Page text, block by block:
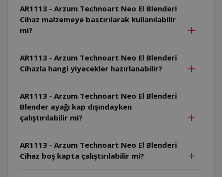
AR1113 - Arzum Technoart Neo El Blenderi
Cihaz malzemeye bastırılarak kullanılabilir
mi?
AR1113 - Arzum Technoart Neo El Blenderi
Cihazla hangi yiyecekler hazırlanabilir?
AR1113 - Arzum Technoart Neo El Blenderi
Blender ayağı kap dışındayken
çalıştırılabilir mi?
AR1113 - Arzum Technoart Neo El Blenderi
Cihaz boş kapta çalıştırılabilir mi?